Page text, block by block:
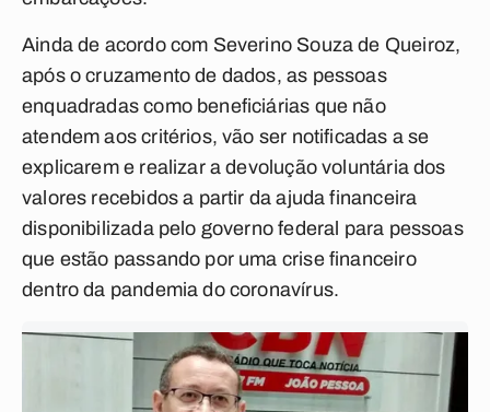
Ainda de acordo com Severino Souza de Queiroz,
após o cruzamento de dados, as pessoas
enquadradas como beneficiárias que não
atendem aos critérios, vão ser notificadas a se
explicarem e realizar a devolução voluntária dos
valores recebidos a partir da ajuda financeira
disponibilizada pelo governo federal para pessoas
que estão passando por uma crise financeiro
dentro da pandemia do coronavírus.